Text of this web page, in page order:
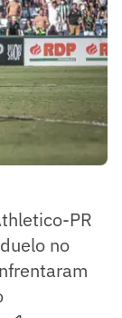
PR
no